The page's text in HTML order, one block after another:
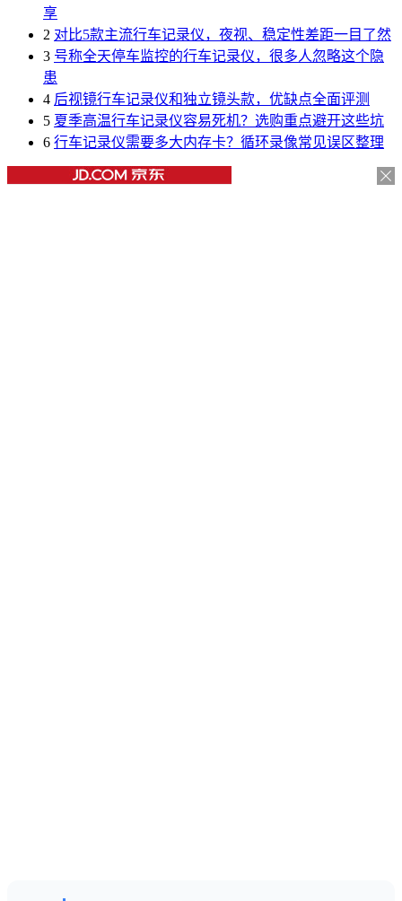
享
2 对比5款主流行车记录仪，夜视、稳定性差距一目了然
3 号称全天停车监控的行车记录仪，很多人忽略这个隐
患
4 后视镜行车记录仪和独立镜头款，优缺点全面评测
5 夏季高温行车记录仪容易死机？选购重点避开这些坑
6 行车记录仪需要多大内存卡？循环录像常见误区整理